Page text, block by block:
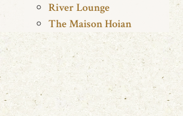
River Lounge
The Maison Hoian